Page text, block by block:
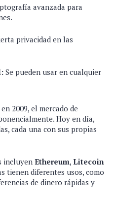
avanzada para
privacidad en las
Se pueden usar en cualquier
en 2009, el mercado de
Hoy en día,
cada una con sus propias
incluyen Ethereum, Litecoin
tienen diferentes usos, como
de dinero rápidas y